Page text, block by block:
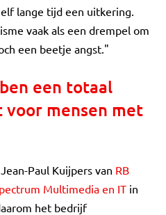
lange tijd een uitkering.
vaak als een drempel om
een beetje angst."
een totaal
voor mensen met
Paul Kuijpers van RB
Multimedia en IT in
het bedrijf